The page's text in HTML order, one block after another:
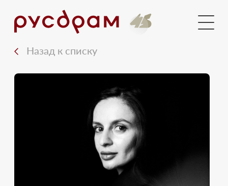
Новости
Документы
Медиа
Контакты
Вход
Назад к списку